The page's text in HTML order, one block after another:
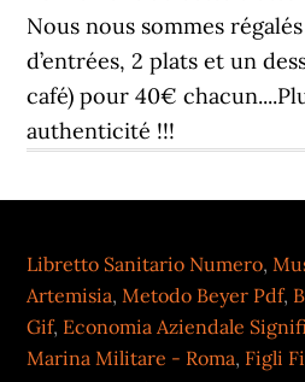
Libretto Sanitario Numero,
Artemisia,Metodo Beyer Pdf,
Gif, Economia Aziendale
Marina Militare - Roma, Figli